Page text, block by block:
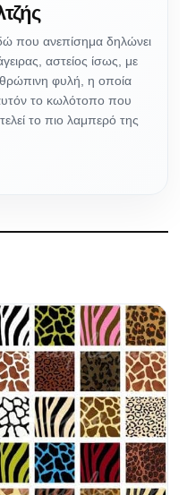
που ανεπίσημα δηλώνει
αστείος ίσως, με
φυλή, η οποία
το κωλότοπο που
το πιο λαμπερό της